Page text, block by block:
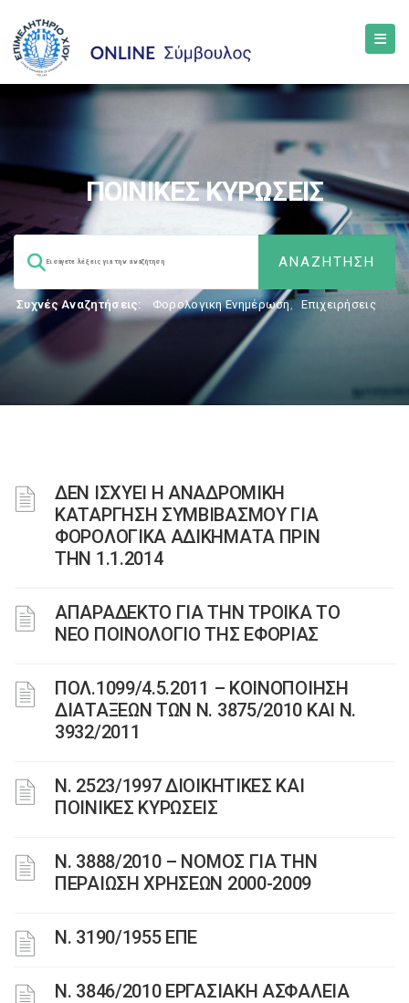
ΠΟΙΝΙΚΕΣ ΚΥΡΩΣΕΙΣ
Συχνές Αναζητήσεις: Φορολογικη Ενημέρωση, Επιχειρήσεις
ΔΕΝ ΙΣΧΥΕΙ Η ΑΝΑΔΡΟΜΙΚΗ
ΚΑΤΑΡΓΗΣΗ ΣΥΜΒΙΒΑΣΜΟΥ ΓΙΑ
ΦΟΡΟΛΟΓΙΚΑ ΑΔΙΚΗΜΑΤΑ ΠΡΙΝ
ΤΗΝ 1.1.2014
ΑΠΑΡΑΔΕΚΤΟ ΓΙΑ ΤΗΝ ΤΡΟΙΚΑ ΤΟ
ΝΕΟ ΠΟΙΝΟΛΟΓΙΟ ΤΗΣ ΕΦΟΡΙΑΣ
ΠΟΛ.1099/4.5.2011 – ΚΟΙΝΟΠΟΙΗΣΗ
ΔΙΑΤΑΞΕΩΝ ΤΩΝ Ν. 3875/2010 ΚΑΙ Ν.
3932/2011
Ν. 2523/1997 ΔΙΟΙΚΗΤΙΚΕΣ ΚΑΙ
ΠΟΙΝΙΚΕΣ ΚΥΡΩΣΕΙΣ
Ν. 3888/2010 – ΝΟΜΟΣ ΓΙΑ ΤΗΝ
ΠΕΡΑΙΩΣΗ ΧΡΗΣΕΩΝ 2000-2009
Ν. 3190/1955 ΕΠΕ
Ν. 3846/2010 ΕΡΓΑΣΙΑΚΗ ΑΣΦΑΛΕΙΑ